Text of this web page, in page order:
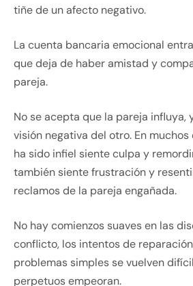
tiñe de un afecto negativo.
La cuenta bancaria emocional
que deja de haber amistad y
pareja.
No se acepta que la pareja influya,
visión negativa del otro. En
ha sido infiel siente culpa y
también siente frustración y
reclamos de la pareja engañada.
No hay comienzos suaves en las
conflicto, los intentos de
problemas simples se vuelven
perpetuos empeoran.